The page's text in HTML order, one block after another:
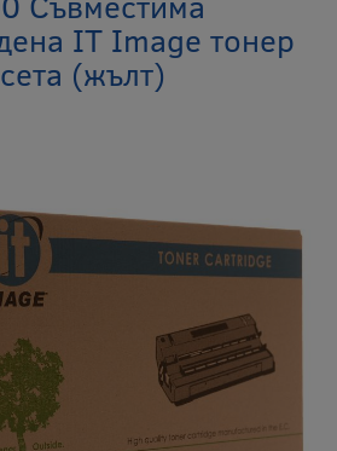
IT Image тонер
(жълт)